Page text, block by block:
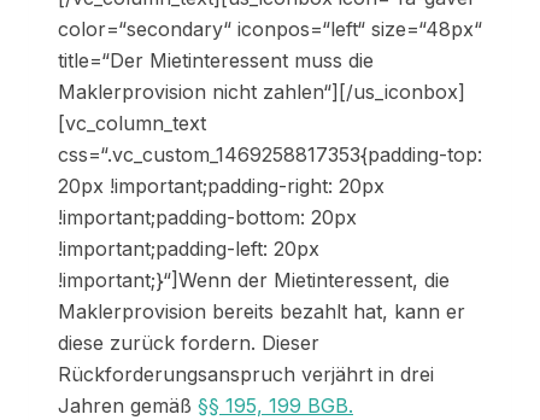
color=“secondary“ iconpos=“left“ size=“48px“
title=“Der Mietinteressent muss die
Maklerprovision nicht zahlen“][/us_iconbox]
[vc_column_text
css=“.vc_custom_1469258817353{padding-top:
20px !important;padding-right: 20px
!important;padding-bottom: 20px
!important;padding-left: 20px
!important;}“]Wenn der Mietinteressent, die
Maklerprovision bereits bezahlt hat, kann er
diese zurück fordern. Dieser
Rückforderungsanspruch verjährt in drei
Jahren gemäß §§ 195, 199 BGB.